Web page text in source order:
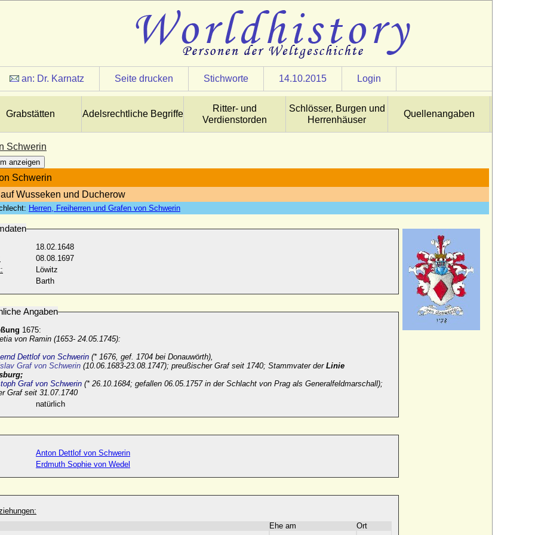
an: Dr. Karnatz Seite drucken Stichworte 14.10.2015 Login
Grabstätten Adelsrechtliche Begriffe
Ritter- und
Verdienstorden
Schlösser, Burgen und
Herrenhäuser
Quellenangaben
Schwerin
anzeigen
Schwerin
Wusseken und Ducherow
Herren, Freiherren und Grafen von Schwerin
18.02.1648
08.08.1697
Löwitz
Barth
Angaben
1675:
von Ramin (1653- 24.05.1745):
Dettlof von Schwerin (* 1676, gef. 1704 bei Donauwörth),
Graf von Schwerin (10.06.1683-23.08.1747); preußischer Graf seit 1740; Stammvater der Linie
Graf von Schwerin (* 26.10.1684; gefallen 06.05.1757 in der Schlacht von Prag als Generalfeldmarschall);
Graf seit 31.07.1740
natürlich
Anton Dettlof von Schwerin
Erdmuth Sophie von Wedel
Ehe am
Ort